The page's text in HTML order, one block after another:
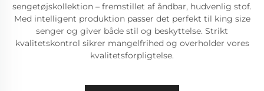
sengetøjskollektion – fremstillet af åndbar, hudvenlig stof.
Med intelligent produktion passer det perfekt til king size
senger og giver både stil og beskyttelse. Strikt
kvalitetskontrol sikrer mangelfrihed og overholder vores
kvalitetsforpligtelse.